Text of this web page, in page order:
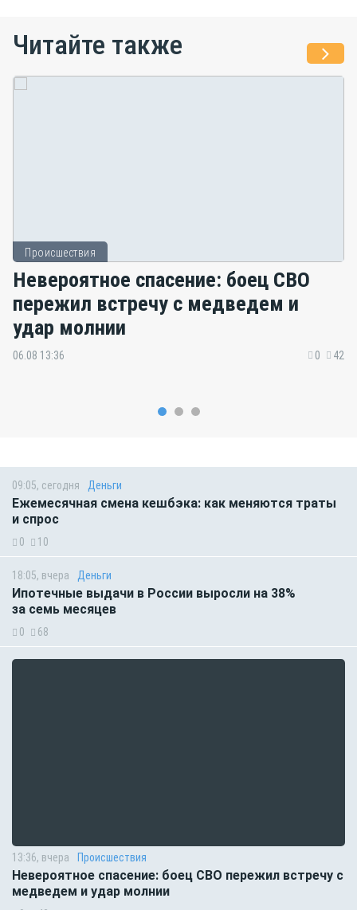
Читайте также
Происшествия
Невероятное спасение: боец СВО
пережил встречу с медведем и
удар молнии
06.08 13:36 0 42
09:05, сегодня Деньги
Ежемесячная смена кешбэка: как меняются траты
и спрос
0 10
18:05, вчера Деньги
Ипотечные выдачи в России выросли на 38%
за семь месяцев
0 68
13:36, вчера Происшествия
Невероятное спасение: боец СВО пережил встречу с
медведем и удар молнии